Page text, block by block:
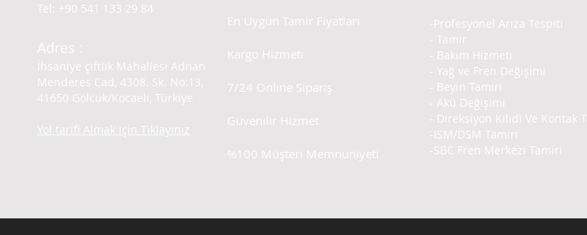
Tel: +90 541 133 29 84
Adres :
İhsaniye çiftlik Mahallesi Adnan
Menderes Cad, 4308. Sk. No:13,
41650 Gölcük/Kocaeli, Türkiye
Yol tarifi Almak için Tıklayınız
En Uygun Tamir Fiyatları
Kargo Hizmeti
7/24 Online Sipariş
Güvenilir Hizmet
%100 Müşteri Memnuniyeti
-Profesyonel Arıza Tespiti
- Tamir
- Bakım Hizmeti
- Yağ ve Fren Değişimi
- Beyin Tamiri
- Akü Değişimi
- Direksiyon Kilidi Ve Kontak
-ISM/DSM Tamiri
-SBC Fren Merkezi Tamiri